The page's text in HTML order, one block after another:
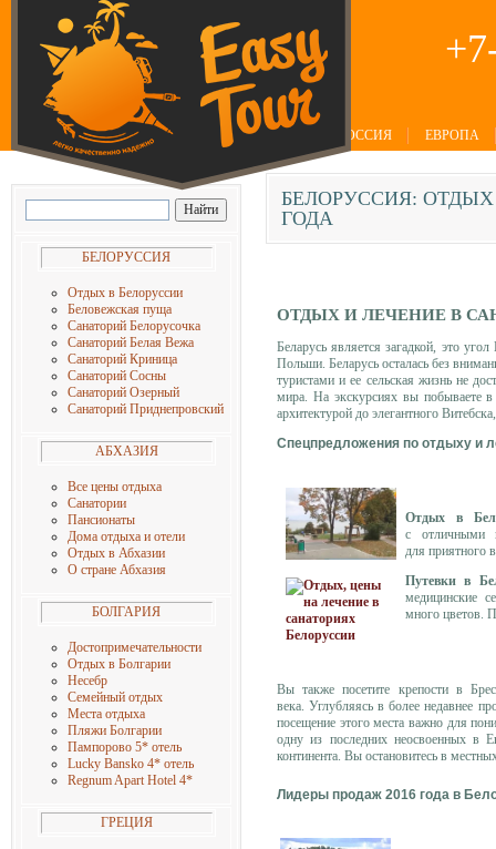
РОССИЯ ЕВРОПА
БЕЛОРУССИЯ
Отдых в Белоруссии
Беловежская пуща
Санаторий Белорусочка
Санаторий Белая Вежа
Санаторий Криница
Санаторий Сосны
Санаторий Озерный
Санаторий Приднепровский
АБХАЗИЯ
Все цены отдыха
Санатории
Пансионаты
Дома отдыха и отели
Отдых в Абхазии
О стране Абхазия
БОЛГАРИЯ
Достопримечательности
Отдых в Болгарии
Несебр
Семейный отдых
Места отдыха
Пляжи Болгарии
Пампорово 5* отель
Lucky Bansko 4* отель
Regnum Apart Hotel 4*
ГРЕЦИЯ
БЕЛОРУССИЯ: ОТДЫХ
ГОДА
ОТДЫХ И ЛЕЧЕНИЕ В
Беларусь является загадкой, это
Польши. Беларусь осталась без
туристами и ее сельская жизнь не
мира. На экскурсиях вы побываете
архитектурой до элегантного
Спецпредложения по отдыху и
Отдых в
с отличными
для приятного
Путевки в
медицинские
много цветов.
Вы также посетите крепости в
века. Углубляясь в более недавнее
посещение этого места важно для
одну из последних неосвоенных в
континента. Вы остановитесь в
Лидеры продаж 2016 года в